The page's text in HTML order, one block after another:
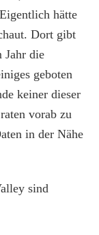
hätte
Dort gibt
Jahr die
geboten
keiner dieser
vorab zu
in der Nähe
sind